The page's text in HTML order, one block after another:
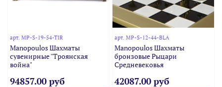
арт.MP-S-19-54-TIR
Manopoulos Шахматы
сувенирные "Троянская
война"
94857.00 руб
арт. MP-S-12-44-BLA
Manopoulos Шахматы
бронзовые Рыцари
Средневековья
42087.00 руб